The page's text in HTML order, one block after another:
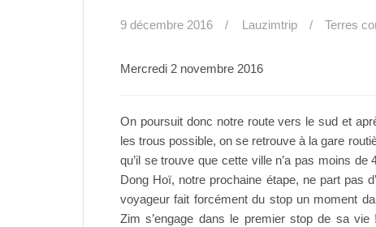
9 décembre 2016 Lauzimtrip Terres
Mercredi 2 novembre 2016
On poursuit donc notre route vers le sud et
les trous possible, on se retrouve à la gare
qu’il se trouve que cette ville n’a pas moins
Dong Hoï, notre prochaine étape, ne part pas
voyageur fait forcément du stop un moment
Zim s’engage dans le premier stop de sa